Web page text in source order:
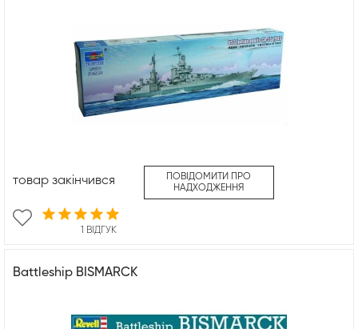
1 ВІДГУК
товар закінчився
ПОВІДОМИТИ ПРО
НАДХОДЖЕННЯ
Battleship BISMARCK